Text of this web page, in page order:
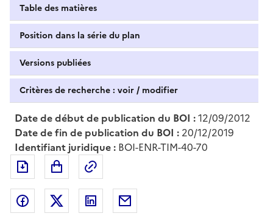
Table des matières
Position dans la série du plan
Versions publiées
Critères de recherche : voir / modifier
Date de début de publication du BOI :12/09/2012
Date de fin de publication du BOI : 20/12/2019
Identifiant juridique : BOI-ENR-TIM-40-70
Exporter le document au format pdf
Partager sur Facebook
Partager sur Twitter
Partager sur LinkedIn